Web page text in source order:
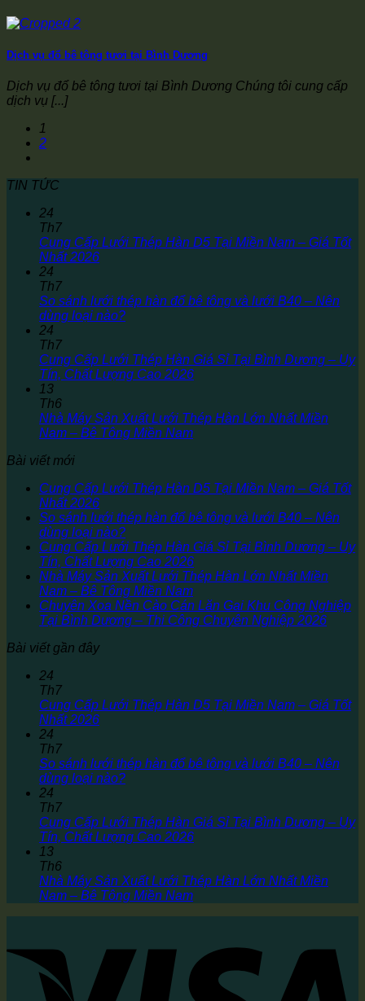
Dịch vụ đổ bê tông tươi tại Bình Dương
Dịch vụ đổ bê tông tươi tại Bình Dương Chúng tôi cung cấp
dịch vụ [...]
1
2
TIN TỨC
24
Th7
Cung Cấp Lưới Thép Hàn D5 Tại Miền Nam – Giá Tốt
Nhất 2026
24
Th7
So sánh lưới thép hàn đổ bê tông và lưới B40 – Nên
dùng loại nào?
24
Th7
Cung Cấp Lưới Thép Hàn Giá Sỉ Tại Bình Dương – Uy
Tín, Chất Lượng Cao 2026
13
Th6
Nhà Máy Sản Xuất Lưới Thép Hàn Lớn Nhất Miền
Nam – Bê Tông Miền Nam
Bài viết mới
Cung Cấp Lưới Thép Hàn D5 Tại Miền Nam – Giá Tốt
Nhất 2026
So sánh lưới thép hàn đổ bê tông và lưới B40 – Nên
dùng loại nào?
Cung Cấp Lưới Thép Hàn Giá Sỉ Tại Bình Dương – Uy
Tín, Chất Lượng Cao 2026
Nhà Máy Sản Xuất Lưới Thép Hàn Lớn Nhất Miền
Nam – Bê Tông Miền Nam
Chuyên Xoa Nền Cào Cán Lăn Gai Khu Công Nghiệp
Tại Bình Dương – Thi Công Chuyên Nghiệp 2026
Bài viết gần đây
24
Th7
Cung Cấp Lưới Thép Hàn D5 Tại Miền Nam – Giá Tốt
Nhất 2026
24
Th7
So sánh lưới thép hàn đổ bê tông và lưới B40 – Nên
dùng loại nào?
24
Th7
Cung Cấp Lưới Thép Hàn Giá Sỉ Tại Bình Dương – Uy
Tín, Chất Lượng Cao 2026
13
Th6
Nhà Máy Sản Xuất Lưới Thép Hàn Lớn Nhất Miền
Nam – Bê Tông Miền Nam